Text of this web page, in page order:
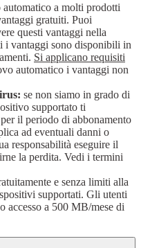
a molti prodotti
gratuiti. Puoi
questi vantaggi nella
i vantaggi sono disponibili in
Si applicano requisiti
automatico i vantaggi non
se non siamo in grado di
supportato ti
il periodo di abbonamento
ad eventuali danni o
responsabilità eseguire il
la perdita. Vedi i termini
e senza limiti alla
supportati. Gli utenti
accesso a 500 MB/mese di